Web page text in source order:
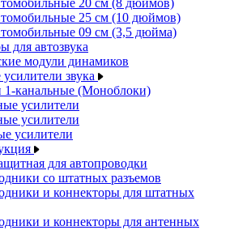
20 см (8 дюймов)
25 см (10 дюймов)
09 см (3,5 дюйма)
для автозвука
модули динамиков
звука
1-канальные (Моноблоки)
усилители
усилители
усилители
для автопроводки
со штатных разъемов
и коннекторы для штатных
и коннекторы для антенных